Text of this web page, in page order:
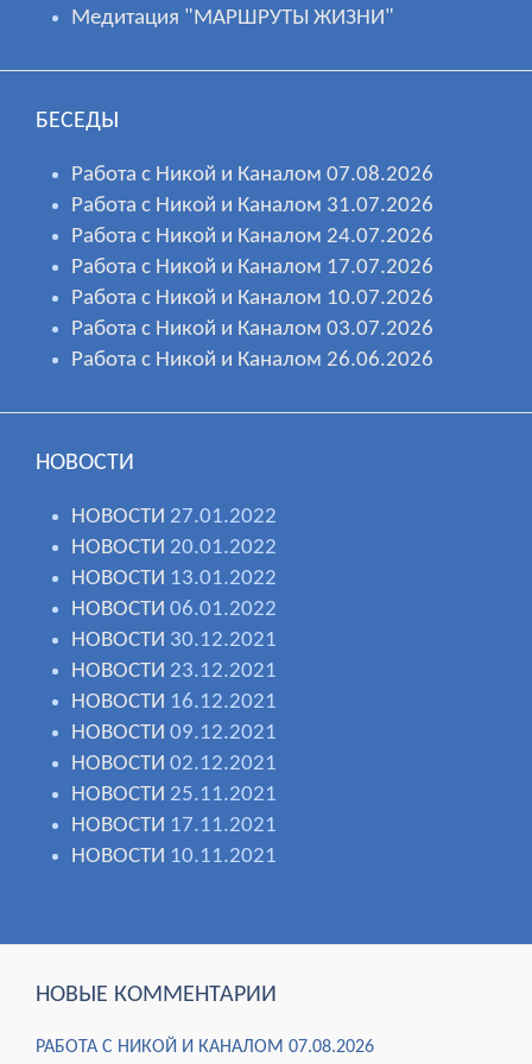
Медитация "МАРШРУТЫ ЖИЗНИ"
БЕСЕДЫ
Работа с Никой и Каналом 07.08.2026
Работа с Никой и Каналом 31.07.2026
Работа с Никой и Каналом 24.07.2026
Работа с Никой и Каналом 17.07.2026
Работа с Никой и Каналом 10.07.2026
Работа с Никой и Каналом 03.07.2026
Работа с Никой и Каналом 26.06.2026
НОВОСТИ
НОВОСТИ 27.01.2022
НОВОСТИ 20.01.2022
НОВОСТИ 13.01.2022
НОВОСТИ 06.01.2022
НОВОСТИ 30.12.2021
НОВОСТИ 23.12.2021
НОВОСТИ 16.12.2021
НОВОСТИ 09.12.2021
НОВОСТИ 02.12.2021
НОВОСТИ 25.11.2021
НОВОСТИ 17.11.2021
НОВОСТИ 10.11.2021
НОВЫЕ КОММЕНТАРИИ
РАБОТА С НИКОЙ И КАНАЛОМ 07.08.2026